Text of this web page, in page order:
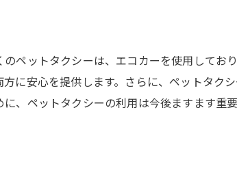
シーの活用法
すめスポット
トや催し物
ペットタクシーは、エコカーを使用してお
に安心を提供します。さらに、ペットタク
、ペットタクシーの利用は今後ますます重要